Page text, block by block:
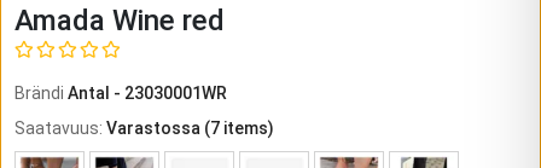
Amada Wine red
Brändi Antal - 23030001WR
Saatavuus: Varastossa (7 items)